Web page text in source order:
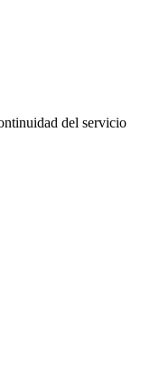
del servicio